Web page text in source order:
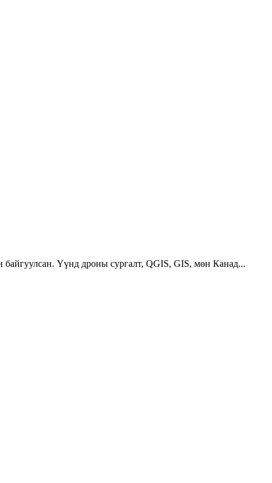
Үүнд дроны сургалт, QGIS, GIS, мөн Канад...